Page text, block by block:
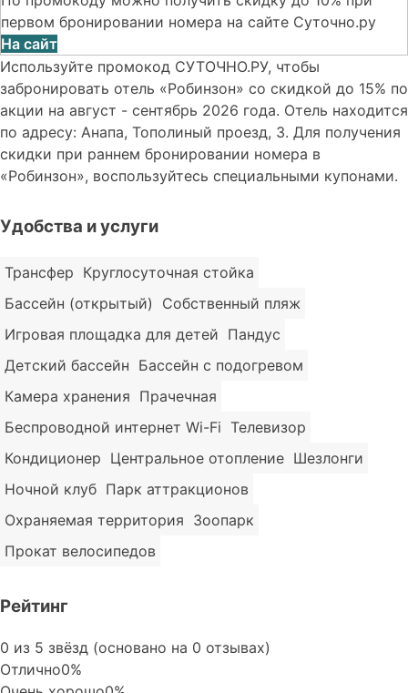
первом бронировании номера на сайте Суточно.ру
На сайт
Используйте промокод СУТОЧНО.РУ, чтобы
забронировать отель «Робинзон» со скидкой до 15% по
акции на август - сентябрь 2026 года. Отель находится
по адресу: Анапа, Тополиный проезд, 3. Для получения
скидки при раннем бронировании номера в
«Робинзон», воспользуйтесь специальными купонами.
Удобства и услуги
Трансфер Круглосуточная стойка
Бассейн (открытый)
Собственный пляж
Игровая площадка для детей Пандус
Детский бассейн Бассейн с подогревом
Камера хранения Прачечная
Беспроводной интернет Wi-Fi Телевизор
Кондиционер Центральное отопление Шезлонги
Ночной клуб Парк аттракционов
Охраняемая территория Зоопарк
Прокат велосипедов
Рейтинг
Rated
0
0 из 5 звёзд (основано на 0 отзывах)
Отлично0%